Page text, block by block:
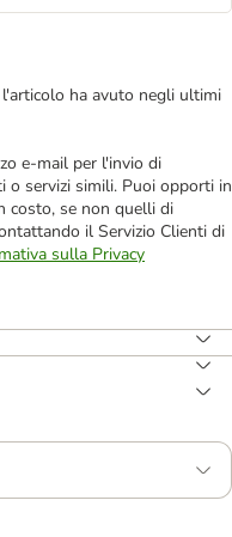
ha avuto negli ultimi
e-mail per l'invio di
servizi simili. Puoi opporti in
costo, se non quelli di
il Servizio Clienti di
sulla Privacy